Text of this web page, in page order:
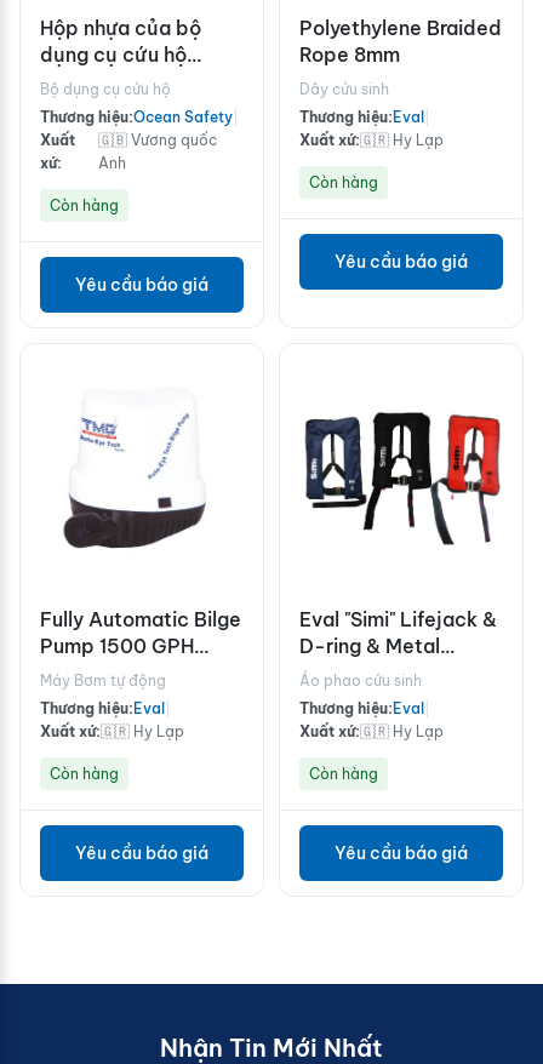
Hộp nhựa của bộ
dụng cụ cứu hộ
Ocean Safety
Bộ dụng cụ cứu hộ
Thương hiệu:Ocean Safety
Xuất
xứ:
🇬🇧 Vương quốc
Anh
Còn hàng
Yêu cầu báo giá
Polyethylene Braided
Rope 8mm
Dây cứu sinh
Thương hiệu: Eval
Xuất xứ:🇬🇷 Hy Lạp
Còn hàng
Yêu cầu báo giá
Fully Automatic Bilge
Pump 1500 GPH
93lt/min 24V
Máy Bơm tự động
Thương hiệu: Eval
Xuất xứ:🇬🇷 Hy Lạp
Còn hàng
Yêu cầu báo giá
Eval "Simi" Lifejack &
D-ring & Metal
Buckle & Crotch
Strap
Áo phao cứu sinh
Thương hiệu: Eval
Xuất xứ:🇬🇷 Hy Lạp
Còn hàng
Yêu cầu báo giá
Nhận Tin Mới Nhất